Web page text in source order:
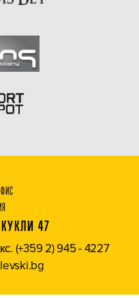
47
(+359 2) 945 - 4227